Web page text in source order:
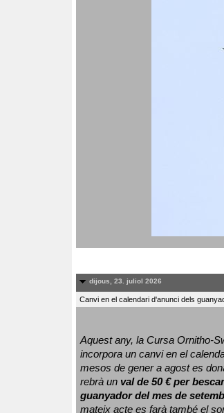
dijous, 23. juliol 2026
Canvi en el calendari d'anunci dels
Aquest any, la Cursa Ornitho-
incorpora un canvi en el
mesos de gener a agost es
rebrà un val de 50 € per
guanyador del mes de
mateix acte es farà també el